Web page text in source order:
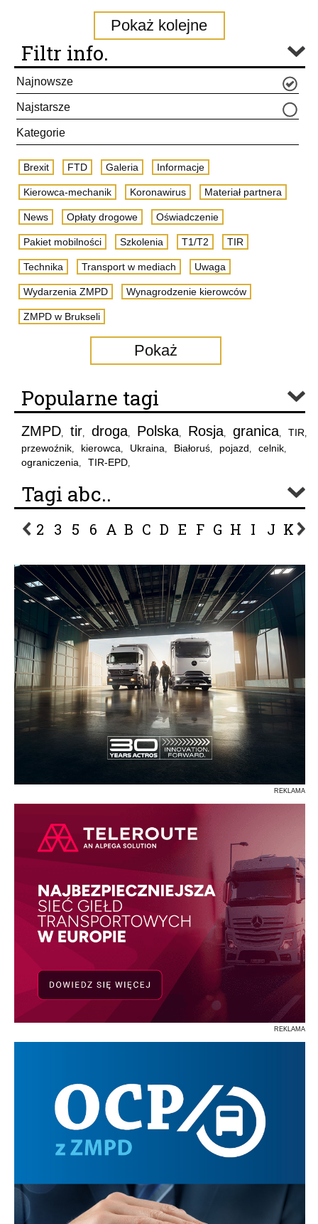
Pokaż kolejne
Filtr info.
Najnowsze
Najstarsze
Kategorie
Brexit FTD Galeria Informacje
Kierowca-mechanik Koronawirus Materiał partnera
News Opłaty drogowe Oświadczenie
Pakiet mobilności Szkolenia T1/T2 TIR
Technika Transport w mediach Uwaga
Wydarzenia ZMPD Wynagrodzenie kierowców
ZMPD w Brukseli
Pokaż
Popularne tagi
ZMPD, tir, droga, Polska, Rosja, granica, TIR,
przewoźnik, kierowca, Ukraina, Białoruś, pojazd, celnik,
ograniczenia, TIR-EPD,
Tagi abc..
2 3 5 6 A B C D E F G H I J K L
REKLAMA
REKLAMA